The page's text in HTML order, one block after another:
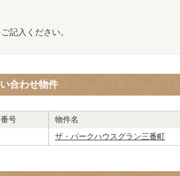
記入ください。
合わせ物件
号
物件名
ザ・パークハウスグラン三番町